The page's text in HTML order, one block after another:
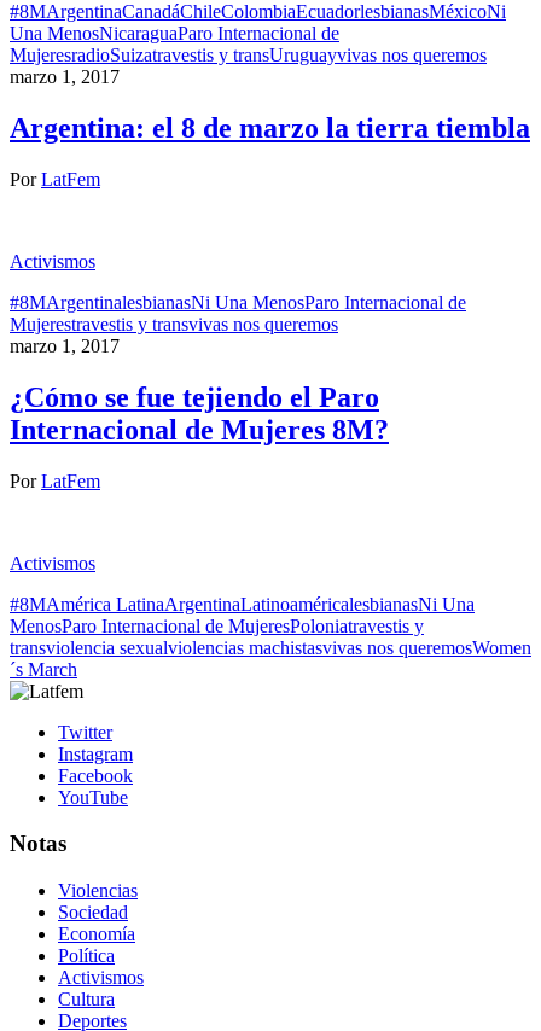
#8MArgentinaCanadáChileColombiaEcuadorlesbianasMéxicoNi
Una MenosNicaraguaParo Internacional de
MujeresradioSuizatravestis y transUruguayvivas nos queremos
marzo 1, 2017
Argentina: el 8 de marzo la tierra tiembla
PorLatFem
Activismos
#8MArgentinalesbianasNi Una MenosParo Internacional de
Mujerestravestis y transvivas nos queremos
marzo 1, 2017
¿Cómo se fue tejiendo el Paro
Internacional de Mujeres 8M?
PorLatFem
Activismos
#8MAmérica LatinaArgentinaLatinoaméricalesbianasNi Una
MenosParo Internacional de MujeresPoloniatravestis y
transviolencia sexualviolencias machistasvivas nos queremosWomen
´s March
Twitter
Instagram
Facebook
YouTube
Notas
Violencias
Sociedad
Economía
Política
Activismos
Cultura
Deportes